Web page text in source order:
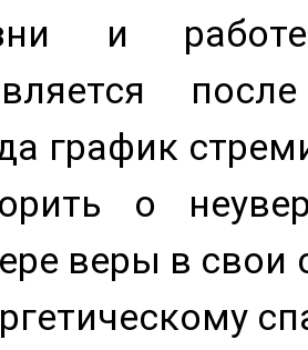
и
график
о
веры в свои